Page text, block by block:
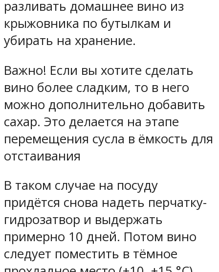
разливать домашнее вино из
крыжовника по бутылкам и
убирать на хранение.
Важно! Если вы хотите сделать
вино более сладким, то в него
можно дополнительно добавить
сахар. Это делается на этапе
перемещения сусла в ёмкость для
отстаивания
В таком случае на посуду
придётся снова надеть перчатку-
гидрозатвор и выдержать
примерно 10 дней. Потом вино
следует поместить в тёмное